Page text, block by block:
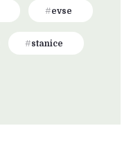
evse
stanice